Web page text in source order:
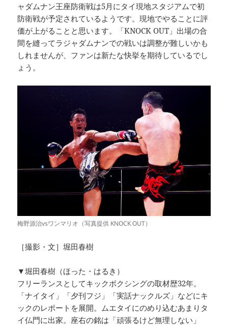
ャダムナン王座防衛戦は5月にタイ現地スタジアムで初
防衛戦が予定されているようです。現地でやることに評
価が上がることと思います。「KNOCK OUT」出場の合
間を縫ってラジャダムナンでの戦いは調整が難しいかも
しれませんが、ファンは新たな快挙を期待しているでし
ょう。
梅野源治vsワンマリオ（写真提供 KNOCK OUT）
［撮影・文］堀田春樹
▼堀田春樹（ほった・はるき）
フリーランスとしてキックボクシングの取材歴32年。
「ナイタイ」「夕刊フジ」「実話ナックルズ」などにキ
ックのレポートを展開。ムエタイにのめり込むあまりタ
イ仏門に出家。座右の銘は「頑張るけど無理しない」